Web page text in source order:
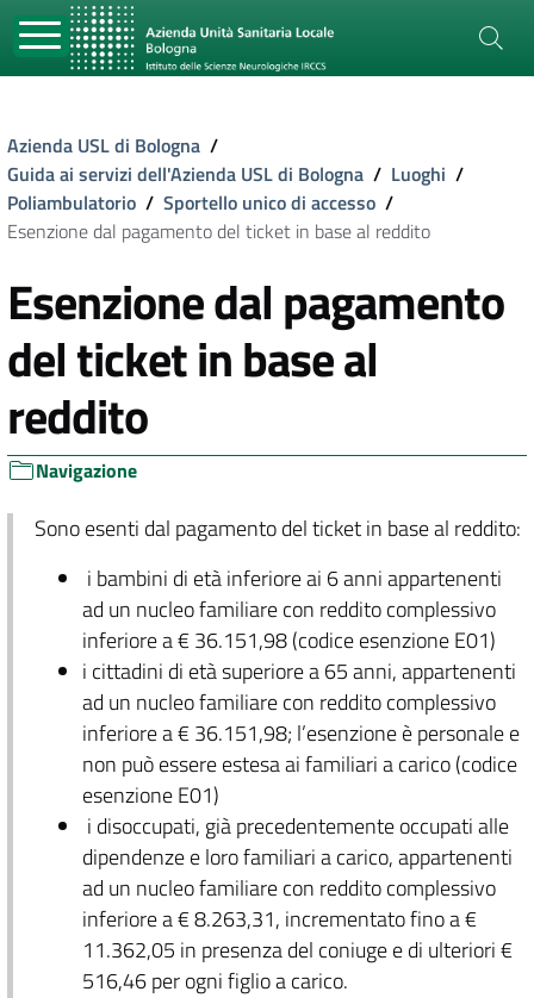
Azienda USL di Bologna /
Guida ai servizi dell'Azienda USL di Bologna / Luoghi /
Poliambulatorio / Sportello unico di accesso /
Esenzione dal pagamento del ticket in base al reddito
Esenzione dal pagamento
del ticket in base al
reddito
Navigazione
Sono esenti dal pagamento del ticket in base al reddito:
i bambini di età inferiore ai 6 anni appartenenti
ad un nucleo familiare con reddito complessivo
inferiore a € 36.151,98 (codice esenzione E01)
i cittadini di età superiore a 65 anni, appartenenti
ad un nucleo familiare con reddito complessivo
inferiore a € 36.151,98; l’esenzione è personale e
non può essere estesa ai familiari a carico (codice
esenzione E01)
i disoccupati, già precedentemente occupati alle
dipendenze e loro familiari a carico, appartenenti
ad un nucleo familiare con reddito complessivo
inferiore a € 8.263,31, incrementato fino a €
11.362,05 in presenza del coniuge e di ulteriori €
516,46 per ogni figlio a carico.